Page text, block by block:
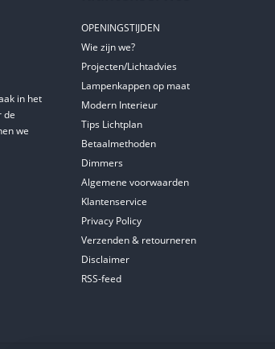
in het
de
we
OPENINGSTIJDEN
Wie zijn we?
Projecten/Lichtadvies
Lampenkappen op maat
Modern Interieur
Tips Lichtplan
Betaalmethoden
Dimmers
Algemene voorwaarden
Klantenservice
Privacy Policy
Verzenden & retourneren
Disclaimer
RSS-feed